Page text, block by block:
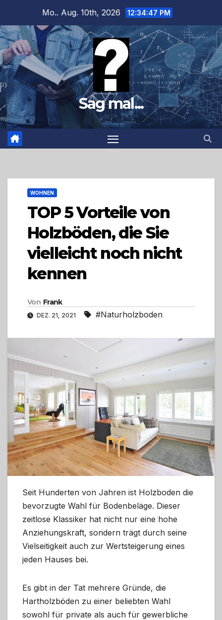
springen
Mo.. Aug. 10th, 2026 12:34:48 PM
Sag mal...
WOHNEN
TOP 5 Vorteile von
Holzböden, die Sie
vielleicht noch nicht
kennen
Von Frank
DEZ. 21, 2021 #Naturholzboden
Seit Hunderten von Jahren ist Holzboden die
bevorzugte Wahl für Bodenbeläge. Dieser
zeitlose Klassiker hat nicht nur eine hohe
Anziehungskraft, sondern trägt durch seine
Vielseitigkeit auch zur Wertsteigerung eines
jeden Hauses bei.
Es gibt in der Tat mehrere Gründe, die
Hartholzböden zu einer beliebten Wahl
sowohl für private als auch für gewerbliche